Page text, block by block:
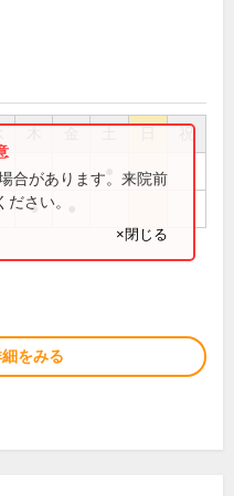
祝
●
合があります。来院前
さい。
×閉じる
をみる